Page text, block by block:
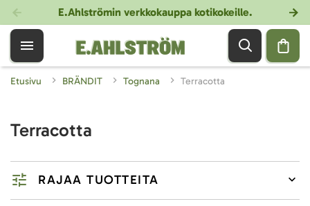
E.Ahlströmin verkkokauppa kotikokeille.
Etusivu BRÄNDIT Tognana Terracotta
Terracotta
RAJAA TUOTTEITA